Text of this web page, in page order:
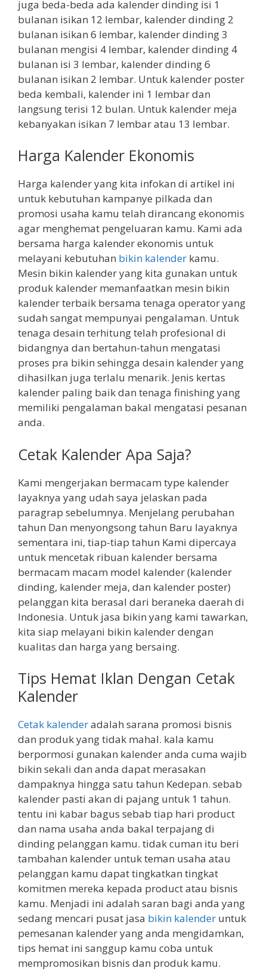
juga beda-beda ada kalender dinding isi 1
bulanan isikan 12 lembar, kalender dinding 2
bulanan isikan 6 lembar, kalender dinding 3
bulanan mengisi 4 lembar, kalender dinding 4
bulanan isi 3 lembar, kalender dinding 6
bulanan isikan 2 lembar. Untuk kalender poster
beda kembali, kalender ini 1 lembar dan
langsung terisi 12 bulan. Untuk kalender meja
kebanyakan isikan 7 lembar atau 13 lembar.
Harga Kalender Ekonomis
Harga kalender yang kita infokan di artikel ini
untuk kebutuhan kampanye pilkada dan
promosi usaha kamu telah dirancang ekonomis
agar menghemat pengeluaran kamu. Kami ada
bersama harga kalender ekonomis untuk
melayani kebutuhan bikin kalender kamu.
Mesin bikin kalender yang kita gunakan untuk
produk kalender memanfaatkan mesin bikin
kalender terbaik bersama tenaga operator yang
sudah sangat mempunyai pengalaman. Untuk
tenaga desain terhitung telah profesional di
bidangnya dan bertahun-tahun mengatasi
proses pra bikin sehingga desain kalender yang
dihasilkan juga terlalu menarik. Jenis kertas
kalender paling baik dan tenaga finishing yang
memiliki pengalaman bakal mengatasi pesanan
anda.
Cetak Kalender Apa Saja?
Kami mengerjakan bermacam type kalender
layaknya yang udah saya jelaskan pada
paragrap sebelumnya. Menjelang perubahan
tahun Dan menyongsong tahun Baru layaknya
sementara ini, tiap-tiap tahun Kami dipercaya
untuk mencetak ribuan kalender bersama
bermacam macam model kalender (kalender
dinding, kalender meja, dan kalender poster)
pelanggan kita berasal dari beraneka daerah di
Indonesia. Untuk jasa bikin yang kami tawarkan,
kita siap melayani bikin kalender dengan
kualitas dan harga yang bersaing.
Tips Hemat Iklan Dengan Cetak
Kalender
Cetak kalenderadalah sarana promosi bisnis
dan produk yang tidak mahal. kala kamu
berpormosi gunakan kalender anda cuma wajib
bikin sekali dan anda dapat merasakan
dampaknya hingga satu tahun Kedepan. sebab
kalender pasti akan di pajang untuk 1 tahun.
tentu ini kabar bagus sebab tiap hari product
dan nama usaha anda bakal terpajang di
dinding pelanggan kamu. tidak cuman itu beri
tambahan kalender untuk teman usaha atau
pelanggan kamu dapat tingkatkan tingkat
komitmen mereka kepada product atau bisnis
kamu. Menjadi ini adalah saran bagi anda yang
sedang mencari pusat jasa bikin kalender untuk
pemesanan kalender yang anda mengidamkan,
tips hemat ini sanggup kamu coba untuk
mempromosikan bisnis dan produk kamu.